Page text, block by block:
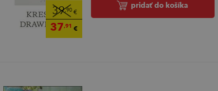
39,90€
37,91 €
pridať do košíka